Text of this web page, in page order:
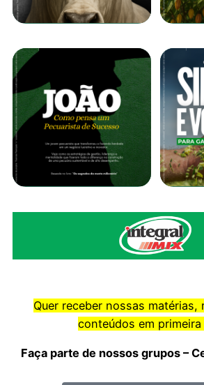
Quer receber nossas matérias,
conteúdos em primeira
Faça parte de nossos grupos –